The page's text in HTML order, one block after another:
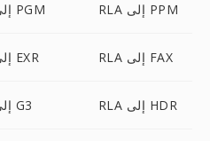
RLA إلى PGM RLA إلى PPM
RLA إلى EXR RLA إلى FAX
RLA إلى G3 RLA إلى HDR